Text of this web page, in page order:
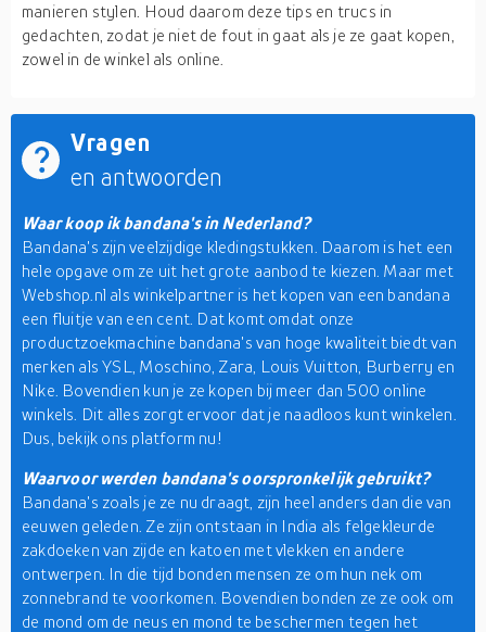
manieren stylen. Houd daarom deze tips en trucs in
gedachten, zodat je niet de fout in gaat als je ze gaat kopen,
zowel in de winkel als online.
Vragen
en antwoorden
Waar koop ik bandana's in Nederland?
Bandana's zijn veelzijdige kledingstukken. Daarom is het een
hele opgave om ze uit het grote aanbod te kiezen. Maar met
Webshop.nl als winkelpartner is het kopen van een bandana
een fluitje van een cent. Dat komt omdat onze
productzoekmachine bandana's van hoge kwaliteit biedt van
merken als YSL, Moschino, Zara, Louis Vuitton, Burberry en
Nike. Bovendien kun je ze kopen bij meer dan 500 online
winkels. Dit alles zorgt ervoor dat je naadloos kunt winkelen.
Dus, bekijk ons platform nu!
Waarvoor werden bandana's oorspronkelijk gebruikt?
Bandana's zoals je ze nu draagt, zijn heel anders dan die van
eeuwen geleden. Ze zijn ontstaan in India als felgekleurde
zakdoeken van zijde en katoen met vlekken en andere
ontwerpen. In die tijd bonden mensen ze om hun nek om
zonnebrand te voorkomen. Bovendien bonden ze ze ook om
de mond om de neus en mond te beschermen tegen het